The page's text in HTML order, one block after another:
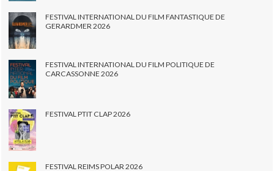
FESTIVAL INTERNATIONAL DU FILM FANTASTIQUE DE
GERARDMER 2026
FESTIVAL INTERNATIONAL DU FILM POLITIQUE DE
CARCASSONNE 2026
FESTIVAL PTIT CLAP 2026
FESTIVAL REIMS POLAR 2026